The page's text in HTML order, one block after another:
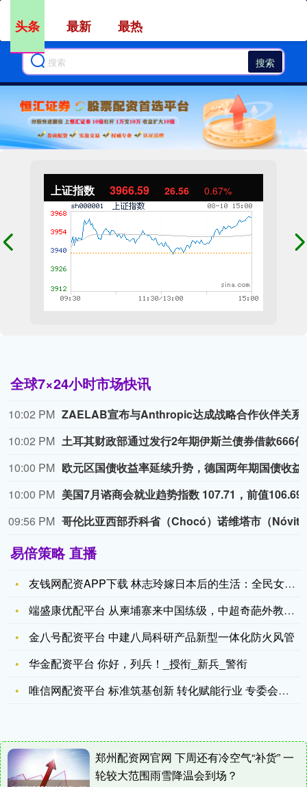
搜索
上证指数 3966.59 26.56 0.67%
全球7×24小时市场快讯
10:02 PM
10:02 PM
10:00 PM
10:00 PM
09:56 PM
易倍策略 直播
友钱网配资APP下载 林志玲嫁日本后的生活：全民女神变全职保
端盛康优配平台 从柬埔寨来中国练级，中超奇葩外教仅两个月下课
金八号配资平台 中建八局科研产品新型一体化防火风管
华金配资平台 你好，列兵！_授衔_新兵_警衔
唯信网配资平台 标准筑基创新 转化赋能行业 专委会与各方签约
郑州配资网官网 下周还有冷空气“补货” 一
轮较大范围雨雪降温会到场？
头条 最新 最热